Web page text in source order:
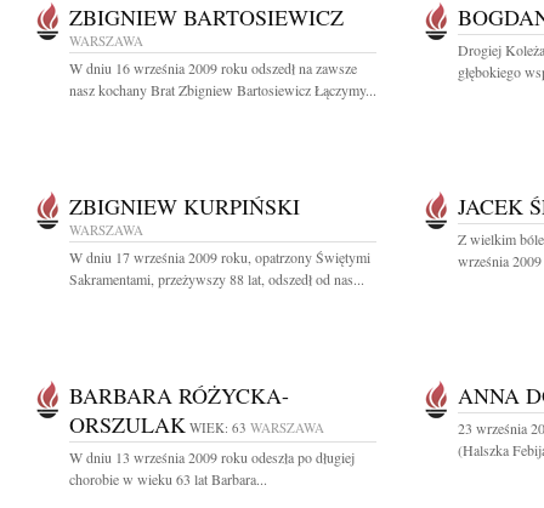
ZBIGNIEW BARTOSIEWICZ
WARSZAWA
W dniu 16 września 2009 roku odszedł na zawsze
nasz kochany Brat Zbigniew Bartosiewicz Łączymy...
Drogiej
głębokiego
ZBIGNIEW KURPIŃSKI
WARSZAWA
W dniu 17 września 2009 roku, opatrzony Świętymi
Sakramentami, przeżywszy 88 lat, odszedł od nas...
JACEK
Z wielkim
września
BARBARA RÓŻYCKA-
ORSZULAK WIEK: 63 WARSZAWA
W dniu 13 września 2009 roku odeszła po długiej
chorobie w wieku 63 lat Barbara...
ANNA
23 września
(Halszka